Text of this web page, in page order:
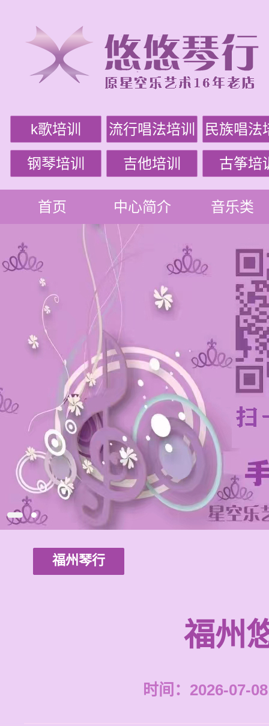
k歌培训 流行唱法培训 民族唱法
钢琴培训 吉他培训 古筝培
首页 中心简介 音乐类
福州琴行
福州
时间：2026-07-